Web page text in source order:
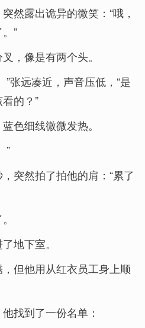
然露出诡异的微笑：“哦，
”
，像是有两个头。
”张远凑近，声音压低，“是
的？”
色细线微微发热。
”
突然拍了拍他的肩：“累了
地下室。
但他用从红衣员工身上顺
找到了一份名单：